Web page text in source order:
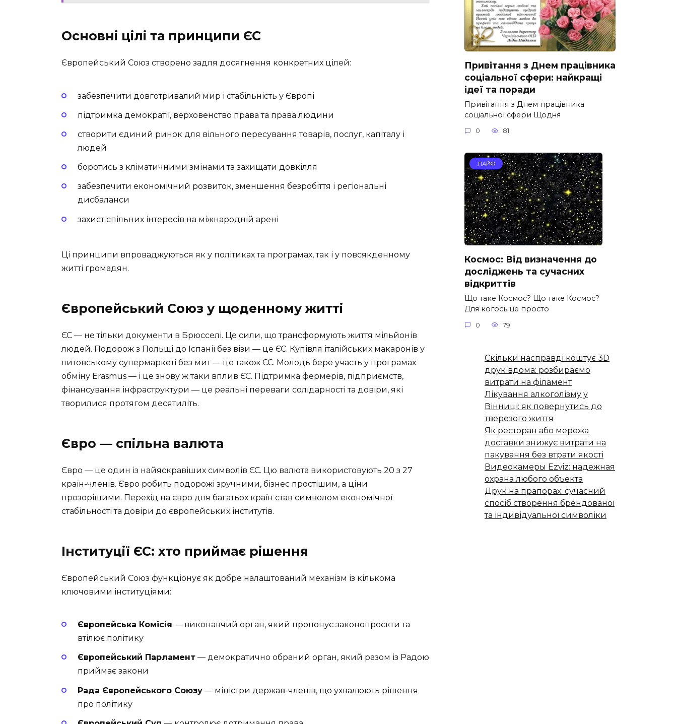
Основні цілі та принципи ЄС
Європейський Союз створено задля досягнення конкретних цілей:
забезпечити довготривалий мир і стабільність у Європі
підтримка демократії, верховенство права та права людини
створити єдиний ринок для вільного пересування товарів, послуг, капіталу і
людей
боротись з кліматичними змінами та захищати довкілля
забезпечити економічний розвиток, зменшення безробіття і регіональні
дисбаланси
захист спільних інтересів на міжнародній арені
Ці принципи впроваджуються як у політиках та програмах, так і у повсякденному
житті громадян.
Європейський Союз у щоденному житті
ЄС — не тільки документи в Брюсселі. Це сили, що трансформують життя мільйонів
людей. Подорож з Польщі до Іспанії без візи — це ЄС. Купівля італійських макаронів у
литовському супермаркеті без мит — це також ЄС. Молодь бере участь у програмах
обміну Erasmus — і це знову ж таки вплив ЄС. Підтримка фермерів, підприємств,
фінансування інфраструктури — це реальні переваги солідарності та довіри, які
творилися протягом десятиліть.
Євро — спільна валюта
Євро — це один із найяскравіших символів ЄС. Цю валюта використовують 20 з 27
країн-членів. Євро робить подорожі зручними, бізнес простішим, а ціни
прозорішими. Перехід на євро для багатьох країн став символом економічної
стабільності та довіри до європейських інститутів.
Інституції ЄС: хто приймає рішення
Європейський Союз функціонує як добре налаштований механізм із кількома
ключовими інституціями:
Європейська Комісія — виконавчий орган, який пропонує законопроєкти та
втілює політику
Європейський Парламент — демократично обраний орган, який разом із Радою
приймає закони
Рада Європейського Союзу — міністри держав-членів, що ухвалюють рішення
про політику
Привітання з Днем працівника
соціальної сфери: найкращі
ідеї та поради
Привітання з Днем працівника
соціальної сфери Щодня
0 81
ЛАЙФ
Космос: Від визначення до
досліджень та сучасних
відкриттів
Що таке Космос? Що таке Космос?
Для когось це просто
0 79
Скільки насправді коштує 3D
друк вдома: розбираємо
витрати на філамент
Лікування алкоголізму у
Вінниці: як повернутись до
тверезого життя
Як ресторан або мережа
доставки знижує витрати на
пакування без втрати якості
Видеокамеры Ezviz: надежная
охрана любого объекта
Друк на прапорах: сучасний
спосіб створення брендованої
та індивідуальної символіки